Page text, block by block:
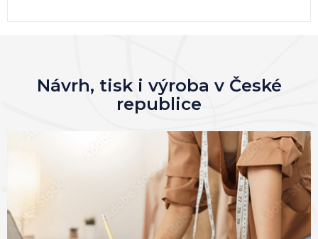
Návrh, tisk i výroba v České
republice